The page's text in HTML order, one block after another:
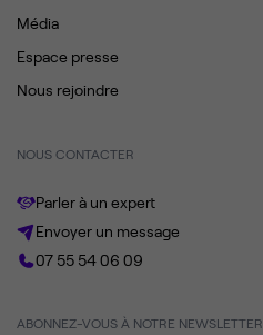
Média
Espace presse
Nous rejoindre
NOUS CONTACTER
Parler à un expert
Envoyer un message
07 55 54 06 09
ABONNEZ-VOUS À NOTRE NEWSLETTER